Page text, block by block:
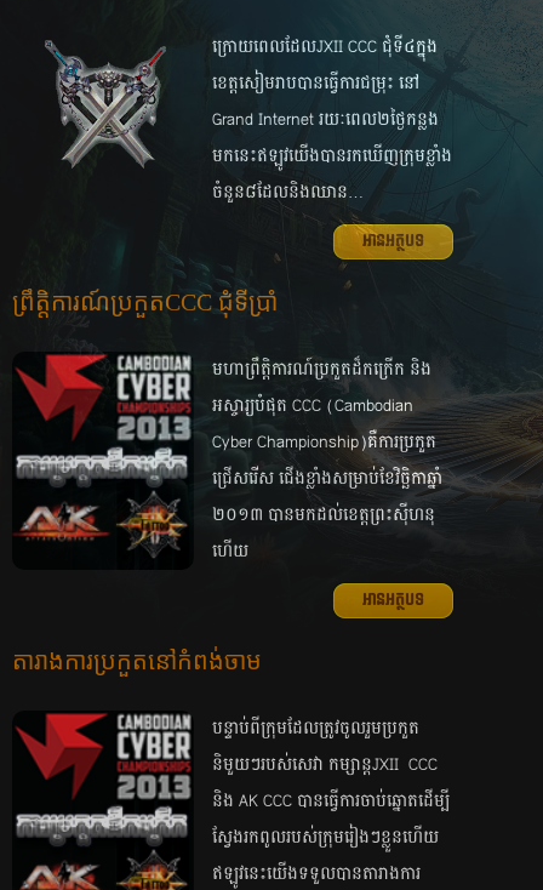
ក្រោយ​​ពេល​ដែល​JXI​I​ CCC ជុំទី៤​​ក្នុង​
ខេត្ត​សៀម​រាប​បាន​ធ្វើ​ការ​ជម្រុះ នៅ
Grand Internet​ ​រយៈ​​ពេល​​២ថ្ងៃ​​កន្លង​​
មក​​នេះ​​ឥឡូវ​​យើង​​បាន​​​រក​​​ឃើញ​​​ក្រុម​​ខ្លាំង​​
ចំនួន៨​​ដែល​​និង​​ឈាន​…
អានអត្ថបទ
ព្រឹត្តិការណ៍ប្រកួតCCC ជុំទីប្រាំ
មហាព្រឹត្តិការណ៍ប្រកួតដ៏កក្រើក​ និង
អស្ចារ្យបំផុត CCC​ (Cambodian
Cyber Championship​)​គឺ​ការ​ប្រកួត​
ជ្រើស​រើស​ ជើងខ្លាំងសម្រាប់​ខែ​វិច្ឆិកា​ឆ្នាំ​​
២០១៣​ បានមក​ដល់​ខេត្ត​ព្រះស៊ីហនុ
ហើយ
អានអត្ថបទ
តារាង​ការ​ប្រកួត​នៅកំពង់ចាម
បន្ទាប់​ពី​​ក្រុម​ដែល​ត្រូវ​ចូល​រួមប្រកួត
និមួយៗ​របស់​សេវា​ កម្សាន្ត​​JXII ​ CCC
និង​ AK CCC បាន​​ធ្វើ​​ការ​​ចាប់​ឆ្នោត​​ដើម្បី​​
ស្វែង​​រក​​ពូល​​របស់​​ក្រុម​​រៀងៗ​ខ្លួន​ហើយ​​
ឥឡូវ​​នេះ​​យើង​​ទទួល​​បាន​​តារាង​​ការ​